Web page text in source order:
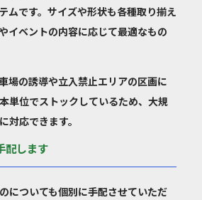
ムです。サイズや形状も各種取り揃え
イベントの内容に応じて最適なもの
場の誘導や立入禁止エリアの区画に
単位でストックしているため、大規
対応できます。
配します
についても個別に手配させていただ